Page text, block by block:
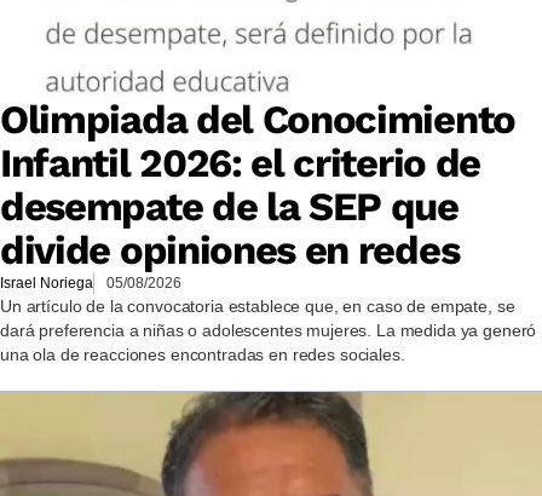
Olimpiada del Conocimiento
Infantil 2026: el criterio de
desempate de la SEP que
divide opiniones en redes
Israel Noriega 05/08/2026
Un artículo de la convocatoria establece que, en caso de empate, se
dará preferencia a niñas o adolescentes mujeres. La medida ya generó
una ola de reacciones encontradas en redes sociales.